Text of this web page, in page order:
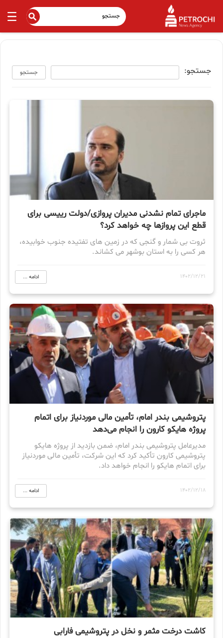
جستجو: جستجو
ماجرای تمام نشدنی مدیران پروازی/دولت رییسی برای
قطع این پروازها چه خواهد کرد؟
ثروت بی شمار و گنجی که در زمین های تفتیده جنوب خوابیده،
هر کسی را به استان بوشهر می کشاند.
1402/12/21 ادامه ...
پتروشیمی بندر امام، تأمین مالی موردنیاز برای اتمام
پروژه هایکو کارون را انجام می‌دهد
مدیرعامل پتروشیمی بندر امام، ضمن بازدید از پروژه هایکو
پتروشیمی کارون تأکید کرد که این شرکت، تأمین مالی موردنیاز
برای اتمام هایکو را انجام خواهد داد.
1402/12/18 ادامه ...
کاشت درخت مثمر و نخل در پتروشیمی فارابی